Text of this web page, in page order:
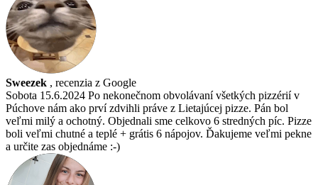
Sweezek , recenzia z Google
Sobota 15.6.2024 Po nekonečnom obvolávaní všetkých pizzérií v
Púchove nám ako prví zdvihli práve z Lietajúcej pizze. Pán bol
veľmi milý a ochotný. Objednali sme celkovo 6 stredných píc. Pizze
boli veľmi chutné a teplé + grátis 6 nápojov. Ďakujeme veľmi pekne
a určite zas objednáme :-)